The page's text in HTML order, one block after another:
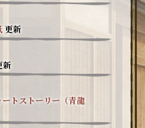
更新
新
ートストーリー（青龍